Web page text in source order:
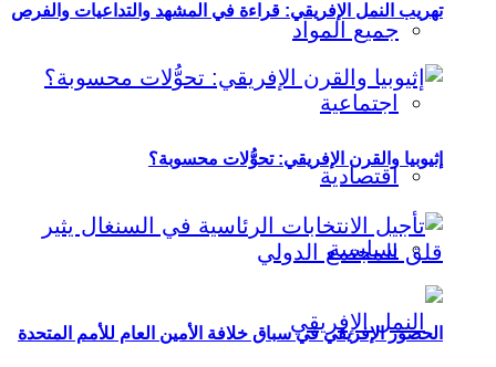
جميع المواد
اجتماعية
اقتصادية
سياسية
تهريب النمل الإفريقي: قراءة في المشهد والتداعيات والفرص
إثيوبيا والقرن الإفريقي: تحوُّلات محسوبة؟
الحضور الإفريقي في سباق خلافة الأمين العام للأمم المتحدة